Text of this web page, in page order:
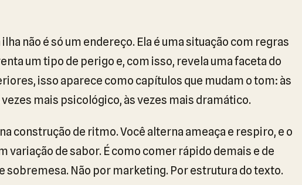
não é só um endereço. Ela é uma situação com regras
um tipo de perigo e, com isso, revela uma faceta do
isso aparece como capítulos que mudam o tom: às
mais psicológico, às vezes mais dramático.
construção de ritmo. Você alterna ameaça e respiro, e o
variação de sabor. É como comer rápido demais e de
sobremesa. Não por marketing. Por estrutura do texto.